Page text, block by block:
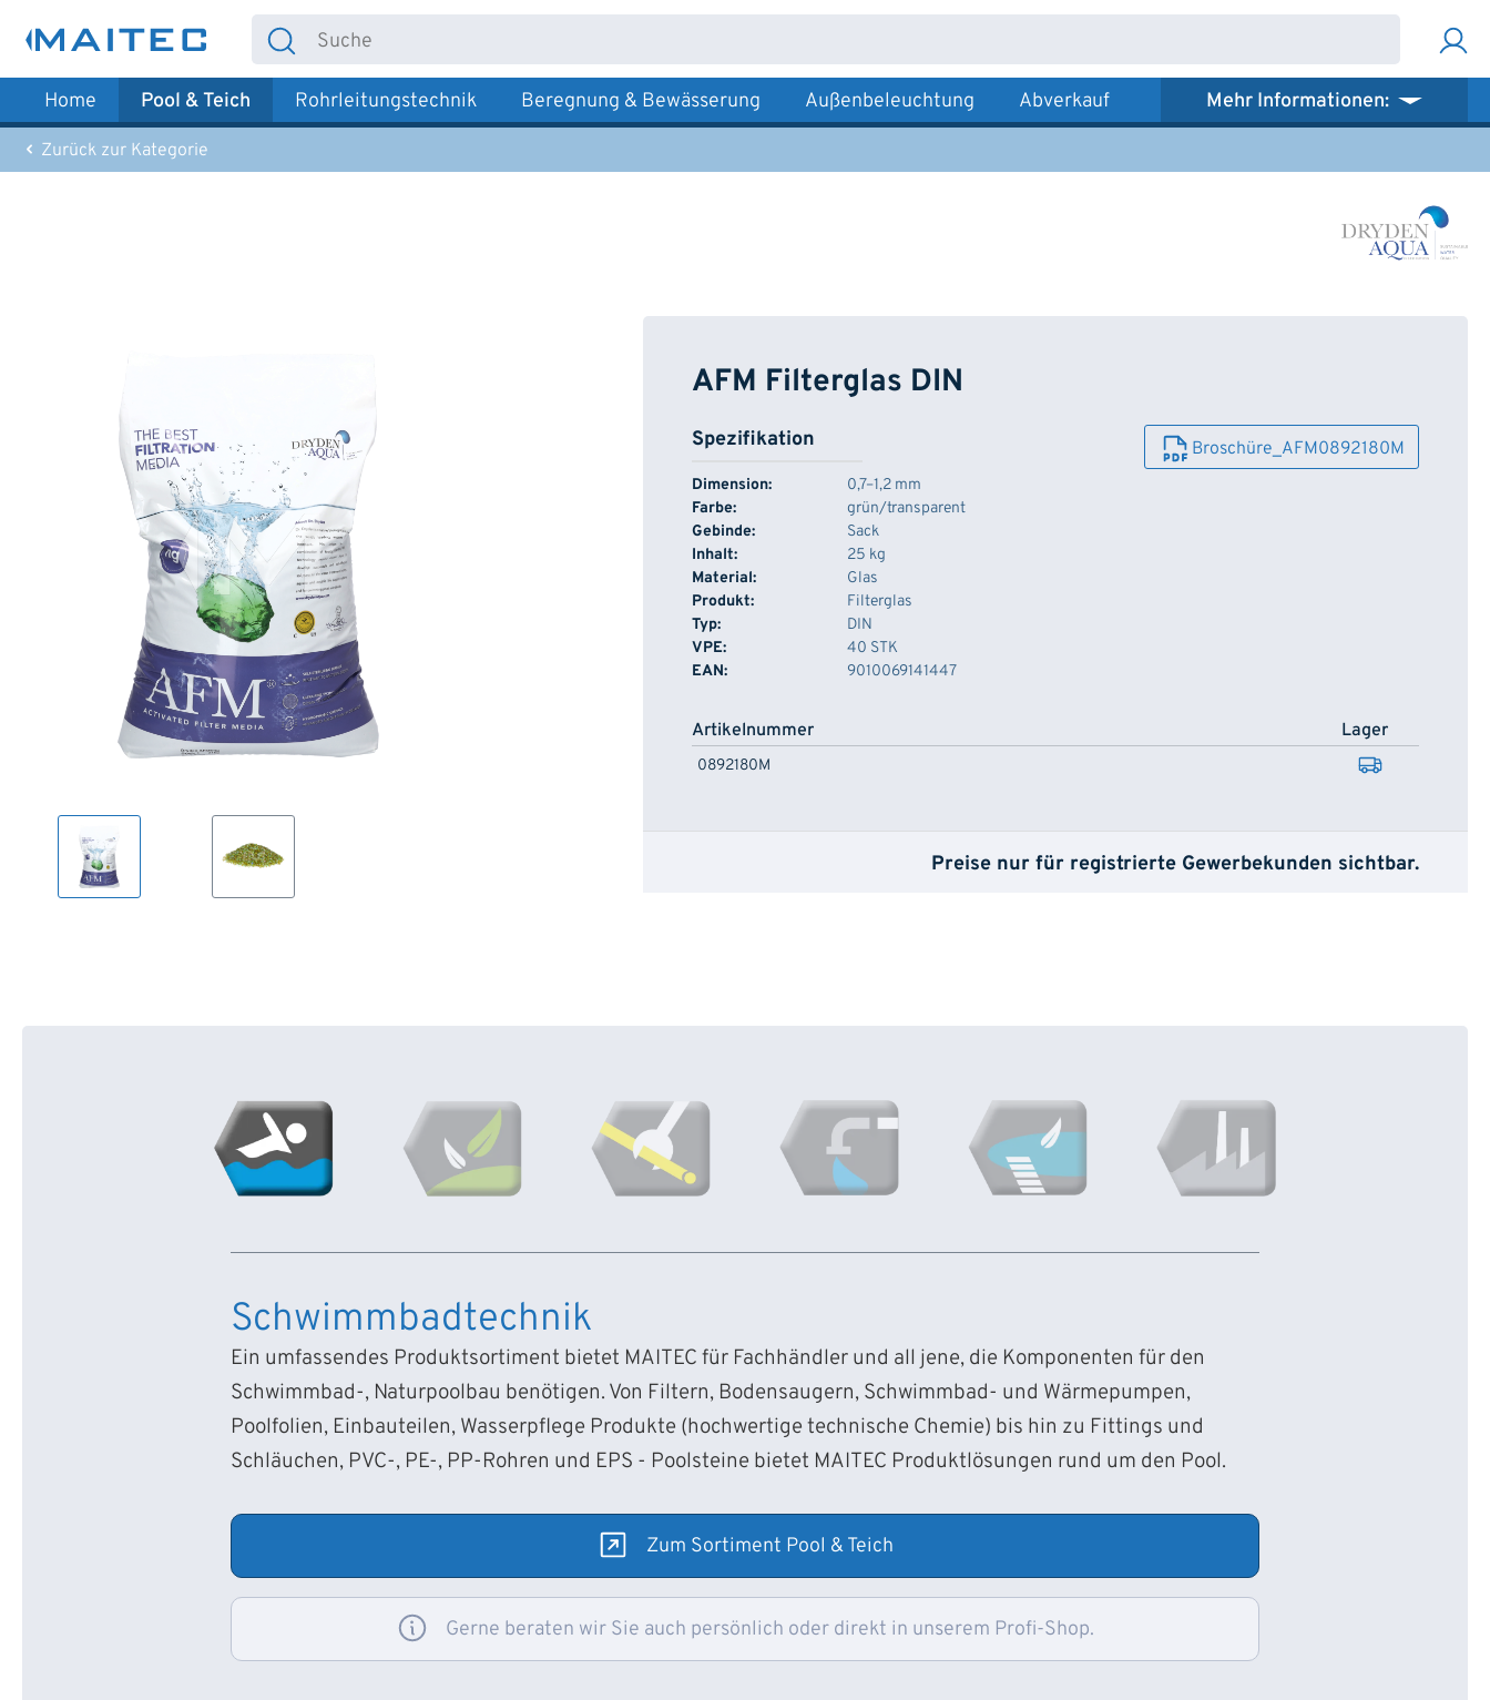
Hauptinhalt springen
Zur Suche springen
Zur Hauptnavigation springen
Home Pool & Teich Rohrleitungstechnik Beregnung & Bewässerung Außenbeleuchtung Abverkauf Mehr Informationen:
Zurück zur Kategorie
AFM Filterglas DIN
Spezifikation Broschüre_AFM0892180M
Dimension:
0,7–1,2 mm
Farbe:
grün/transparent
Gebinde:
Sack
Inhalt:
25 kg
Material:
Glas
Produkt:
Filterglas
Typ:
DIN
VPE:
40 STK
EAN:
9010069141447
Artikelnummer Lager
0892180M
Preise nur für registrierte Gewerbekunden sichtbar.
Schwimmbadtechnik
Ein umfassendes Produktsortiment bietet MAITEC für Fachhändler und all jene, die Komponenten für den
Schwimmbad-, Naturpoolbau benötigen. Von Filtern, Bodensaugern, Schwimmbad- und Wärmepumpen,
Poolfolien, Einbauteilen, Wasserpflege Produkte (hochwertige technische Chemie) bis hin zu Fittings und
Schläuchen, PVC-, PE-, PP-Rohren und EPS - Poolsteine bietet MAITEC Produktlösungen rund um den Pool.
Zum Sortiment Pool & Teich
Gerne beraten wir Sie auch persönlich oder direkt in unserem Profi-Shop.